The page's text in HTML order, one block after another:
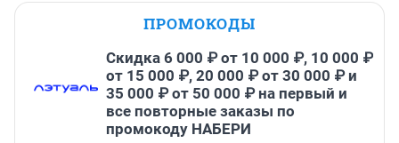
ПРОМОКОДЫ
Скидка 6 000 ₽ от 10 000 ₽, 10 000 ₽
от 15 000 ₽, 20 000 ₽ от 30 000 ₽ и
35 000 ₽ от 50 000 ₽ на первый и
все повторные заказы по
промокоду НАБЕРИ